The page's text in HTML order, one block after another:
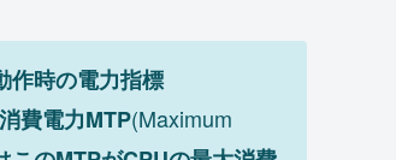
作時の電力指標
費電力MTP(Maximum